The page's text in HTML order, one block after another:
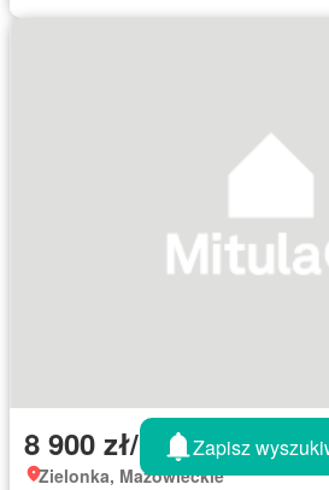
8 900 zł/month
Zielonka, Mazowieckie
Zapisz